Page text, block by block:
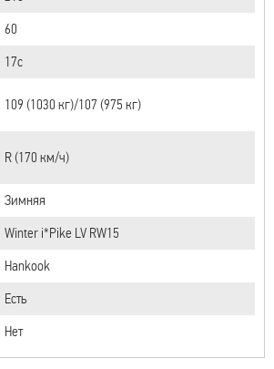
60
17c
109 (1030 кг)/107 (975 кг)
R (170 км/ч)
Зимняя
Winter i*Pike LV RW15
Hankook
Есть
Нет